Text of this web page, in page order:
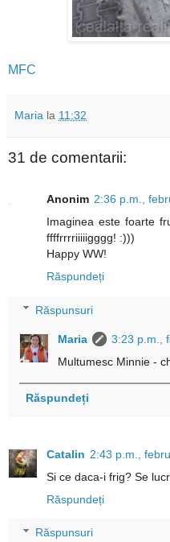
MFC
Maria la 11:32
31 de comentarii:
Anonim 2:36 p.m.,
Imaginea este foarte
ffffrrrriiiiigggg! :)))
Happy WW!
Răspundeți
Răspunsuri
Maria
3:23 p.m.,
Multumesc Minnie -
Răspundeți
Catalin 2:43 p.m.,
Si ce daca-i frig? Se
Răspundeți
Răspunsuri